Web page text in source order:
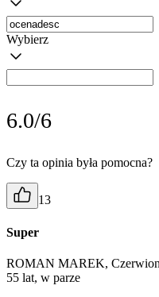
Wybierz
6.0/6
Czy ta opinia była pomocna?
13
Super
ROMAN MAREK,
55 lat, w parze